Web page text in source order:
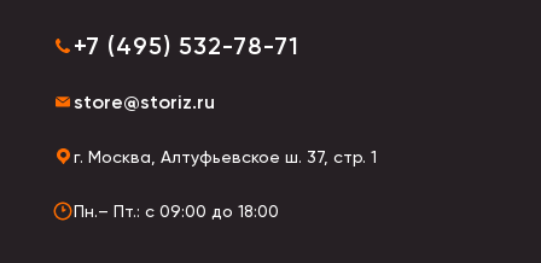
+7 (495) 532-78-71
store@storiz.ru
г. Москва, Алтуфьевское ш. 37, стр. 1
Пн.– Пт.: с 09:00 до 18:00